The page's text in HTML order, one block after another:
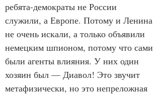
ребята-демократы не России
служили, а Европе. Потому и Ленина
не очень искали, а только объявили
немецким шпионом, потому что сами
были агенты влияния. У них один
хозяин был — Диавол! Это звучит
метафизически, но это непреложная